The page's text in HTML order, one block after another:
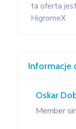
ta oferta jest
HigromeX
Informacje
Oskar
Member